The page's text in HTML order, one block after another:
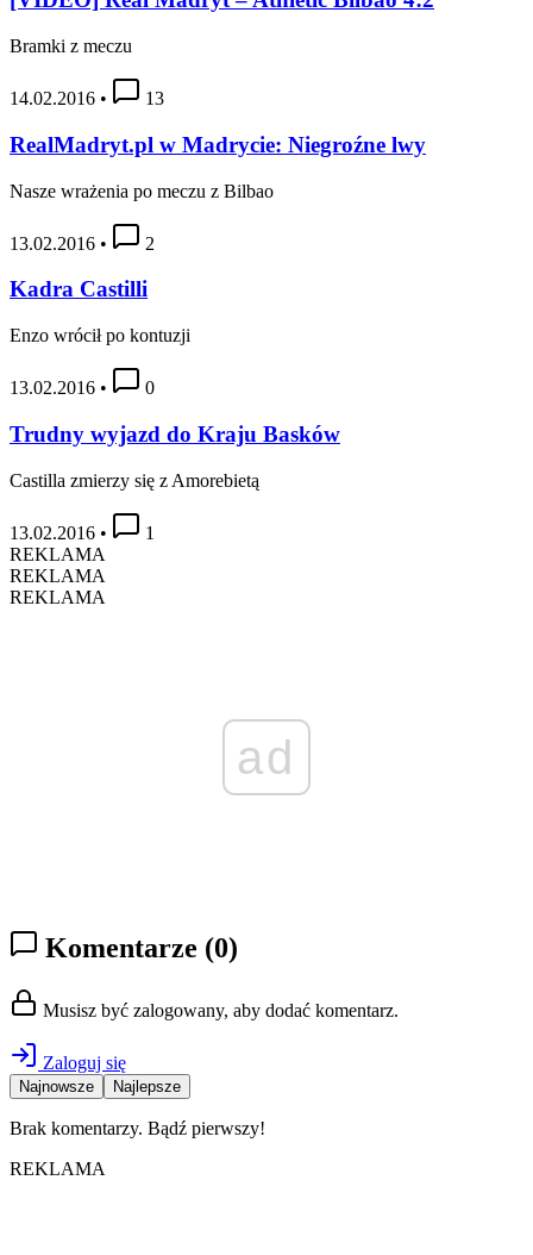
Bramki z meczu
14.02.2016 • 13
RealMadryt.pl w Madrycie: Niegroźne lwy
Nasze wrażenia po meczu z Bilbao
13.02.2016 • 2
Kadra Castilli
Enzo wrócił po kontuzji
13.02.2016 • 0
Trudny wyjazd do Kraju Basków
Castilla zmierzy się z Amorebietą
13.02.2016 •
1
REKLAMA
REKLAMA
REKLAMA
ad
Komentarze (0)
Musisz być zalogowany, aby dodać komentarz.
Zaloguj się
Najnowsze Najlepsze
Brak komentarzy. Bądź pierwszy!
REKLAMA